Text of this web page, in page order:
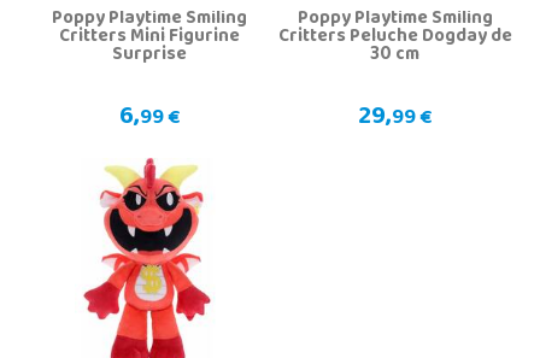
Poppy Playtime Smiling
Critters Mini Figurine
Surprise
6,99 €
Poppy Playtime Smiling
Critters Peluche Dogday de
30 cm
29,99 €